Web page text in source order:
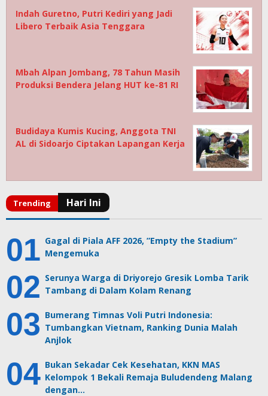
Indah Guretno, Putri Kediri yang Jadi
Libero Terbaik Asia Tenggara
Mbah Alpan Jombang, 78 Tahun Masih
Produksi Bendera Jelang HUT ke-81 RI
Budidaya Kumis Kucing, Anggota TNI
AL di Sidoarjo Ciptakan Lapangan Kerja
Gagal di Piala AFF 2026, ”Empty the Stadium”
Mengemuka
Serunya Warga di Driyorejo Gresik Lomba Tarik
Tambang di Dalam Kolam Renang
Bumerang Timnas Voli Putri Indonesia:
Tumbangkan Vietnam, Ranking Dunia Malah
Anjlok
Bukan Sekadar Cek Kesehatan, KKN MAS
Kelompok 1 Bekali Remaja Buludendeng Malang
dengan…